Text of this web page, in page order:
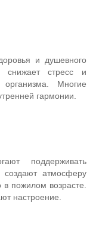
и душевного
снижает стресс и
Многие
гармонии.
поддерживать
атмосферу
пожилом возрасте.
настроение.